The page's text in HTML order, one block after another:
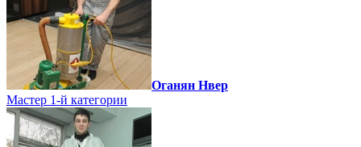
Оганян Нвер
Мастер 1-й категории